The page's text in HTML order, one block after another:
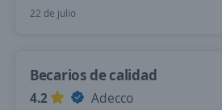
22 de julio
Becarios de calidad
4.2
Adecco